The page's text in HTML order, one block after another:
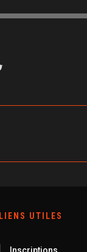
LIENS UTILES